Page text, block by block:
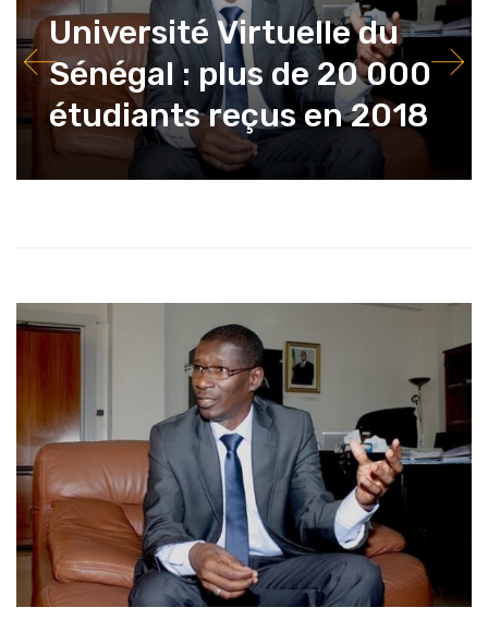
Université Virtuelle du
Sénégal : plus de 20 000
étudiants reçus en 2018